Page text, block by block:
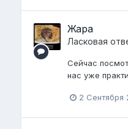
Жара
Ласковая
Сейчас
нас уже
2 Сентября